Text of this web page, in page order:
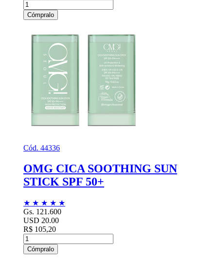
Cómpralo
Cód. 44336
OMG CICA SOOTHING SUN
STICK SPF 50+
★ ★ ★ ★ ★
Gs. 121.600
USD 20.00
R$ 105,20
Cómpralo